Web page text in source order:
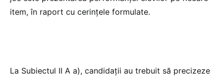
item, în raport cu cerințele formulate.
La Subiectul II A a), candidații au trebuit să precizeze